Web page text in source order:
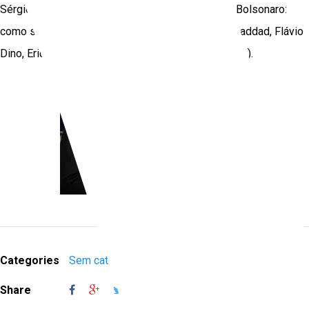
Sérgio Mamberti. Amorim está na mesa Governo Bolsonaro:
como superar essa encruzilhada, com Fernando Haddad, Flávio
Dino, Erica Malunguinho e Ivana Jinkings (mediação).
Categories Sem categoria
Share